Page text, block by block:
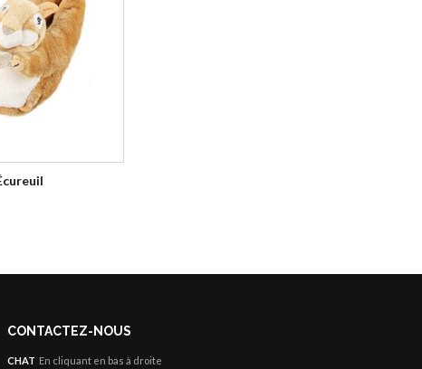
CONTACTEZ-NOUS
CHAT En cliquant en bas à droite